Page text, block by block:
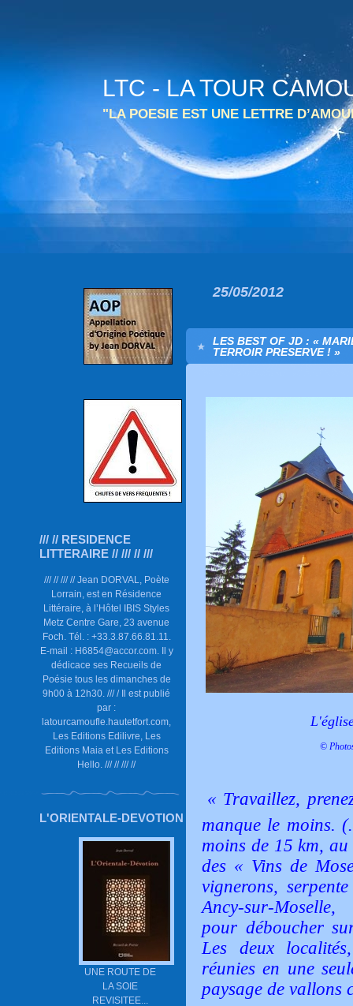
LTC - LA TOUR
"LA POESIE EST UNE LETTRE
/// // RESIDENCE
LITTERAIRE // /// // ///
/// // /// // Jean DORVAL, Poète
Lorrain, est en Résidence
Littéraire, à l’Hôtel IBIS Styles
Metz Centre Gare, 23 avenue
Foch. Tél. : +33.3.87.66.81.11.
E-mail : H6854@accor.com. Il y
dédicace ses Recueils de
Poésie tous les dimanches de
9h00 à 12h30. /// / Il est publié
par :
latourcamoufle.hautetfort.com,
Les Editions Edilivre, Les
Editions Maia et Les Editions
Hello. /// // /// //
L'ORIENTALE-DEVOTION
UNE ROUTE DE
LA SOIE
REVISITEE...
25/05/2012
LES BEST OF JD : «
TERROIR PRESERVE ! »
©
« Travaillez,
manque le moins.
moins de 15 km,
des « Vins de
vignerons,
Ancy-sur-
pour déboucher
Les deux
réunies en une
paysage de vallons